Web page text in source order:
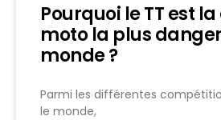
Pourquoi le TT est
moto la plus
monde ?
Parmi les différentes
le monde,